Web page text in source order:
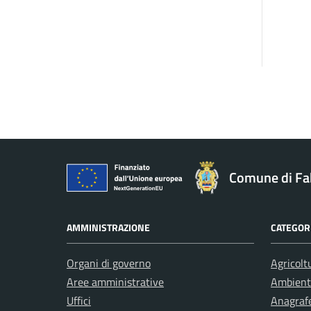
Comune di
AMMINISTRAZIONE
Organi di governo
Aree amministrative
Uffici